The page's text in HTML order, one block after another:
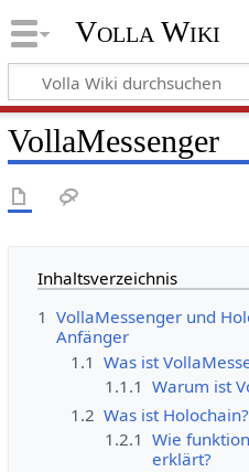
Volla Wiki
VollaMessenger
Inhaltsverzeichnis
1 VollaMessenger und
Anfänger
1.1 Was ist
1.1.1 Warum ist
1.2 Was ist Holochain?
1.2.1 Wie
erklärt?